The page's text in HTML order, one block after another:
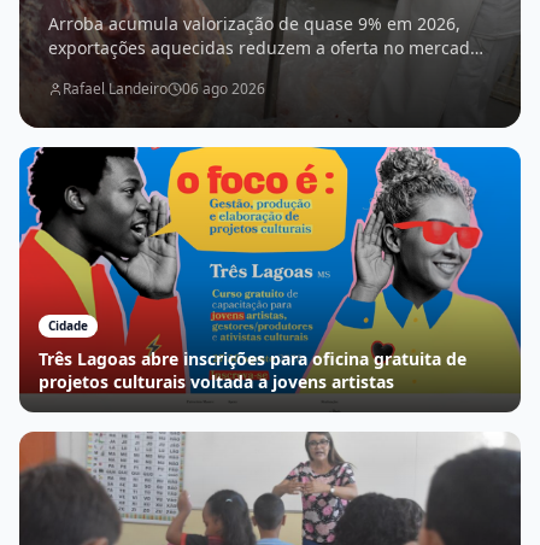
Arroba acumula valorização de quase 9% em 2026,
exportações aquecidas reduzem a oferta no mercado
interno e cortes chegam a ficar mais de 14% mais
caros
Rafael Landeiro 06 ago 2026
Cidade
Três Lagoas abre inscrições para oficina gratuita de
projetos culturais voltada a jovens artistas